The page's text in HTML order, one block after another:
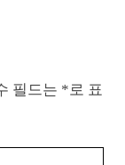
필드는 *로 표